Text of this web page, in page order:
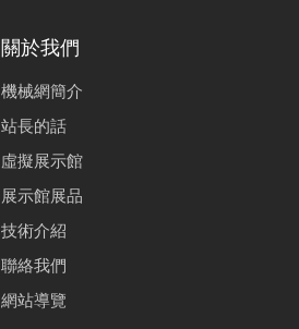
關於我們
機械網簡介
站長的話
虛擬展示館
展示館展品
技術介紹
聯絡我們
網站導覽